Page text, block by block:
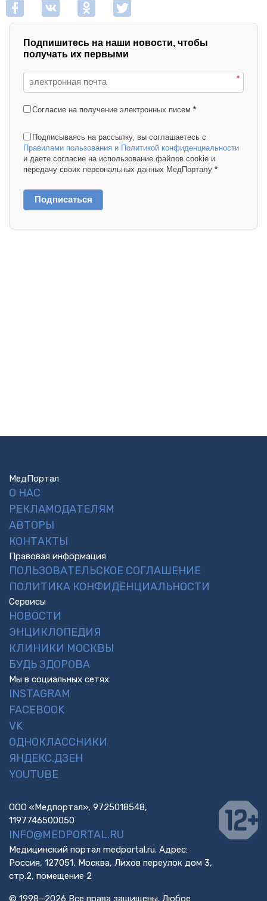
Подпишитесь на наши новости, чтобы
получать их первыми
*
Согласие на получение электронных писем *
Подписываясь на рассылку, вы соглашаетесь с
Правилами пользования и Политикой конфиденциальности
и даете согласие на использование файлов cookie и
передачу своих персональных данных МедПорталу *
Подписаться
МедПортал
О НАС
РЕКЛАМОДАТЕЛЯМ
АВТОРЫ
КОНТАКТЫ
Правовая информация
ПОЛЬЗОВАТЕЛЬСКОЕ СОГЛАШЕНИЕ
ПОЛИТИКА КОНФИДЕНЦИАЛЬНОСТИ
Сервисы
НОВОСТИ
ЭНЦИКЛОПЕДИЯ
КЛИНИКИ МОСКВЫ
БУДЬ ЗДОРОВА
Мы в социальных сетях
INSTAGRAM
FACEBOOK
VK
ОДНОКЛАССНИКИ
ЯНДЕКС.ДЗЕН
YOUTUBE
ООО «Медпортал», 9725018548,
1197746500050
INFO@MEDPORTAL.RU
Медицинский портал medportal.ru. Адрес:
Россия, 127051, Москва, Лихов переулок дом 3,
стр.2, помещение 2
© 1998—2026 Все права защищены. Любое